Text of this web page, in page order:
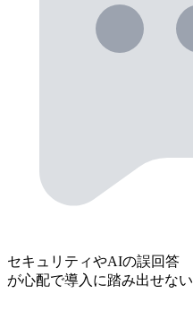
セキュリティやAIの誤回答
が心配で導入に踏み出せない